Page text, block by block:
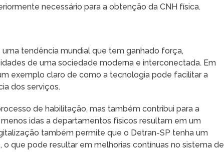
necessário para a obtenção da CNH física.
tendência mundial que tem ganhado força,
de uma sociedade moderna e interconectada. Em
exemplo claro de como a tecnologia pode facilitar a
dos serviços.
de habilitação, mas também contribui para a
idas a departamentos físicos resultam em um
também permite que o Detran-SP tenha um
que pode resultar em melhorias contínuas no sistema de